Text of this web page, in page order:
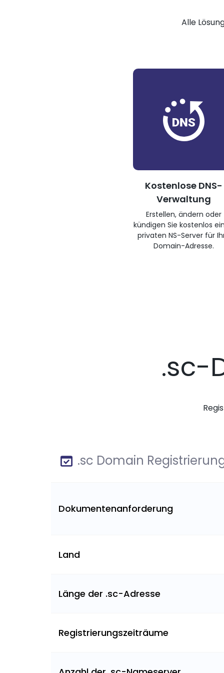
Alle
Kostenlose DNS-
Verwaltung
Erstellen, ändern oder
kündigen Sie kostenlos
privaten NS-Server für
Domain-Adresse.
.sc-
.sc Domain
Dokumentenanforderung
Land
Länge der .sc-Adresse
Registrierungszeiträume